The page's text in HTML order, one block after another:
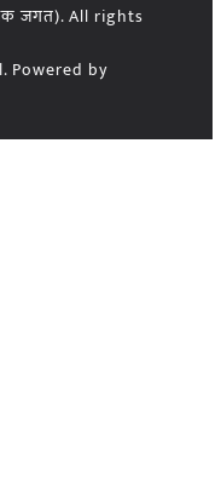
जगत). All rights
Powered by